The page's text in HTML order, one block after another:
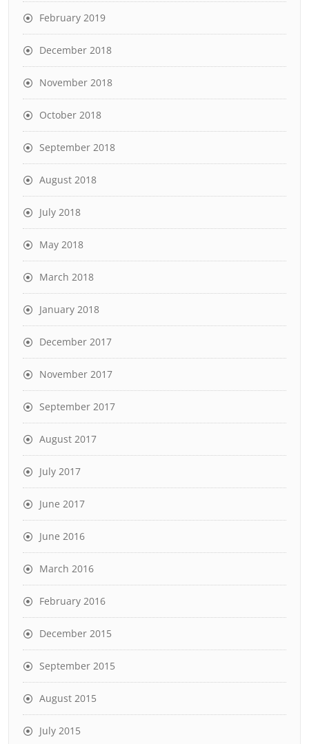
February 2019
December 2018
November 2018
October 2018
September 2018
August 2018
July 2018
May 2018
March 2018
January 2018
December 2017
November 2017
September 2017
August 2017
July 2017
June 2017
June 2016
March 2016
February 2016
December 2015
September 2015
August 2015
July 2015